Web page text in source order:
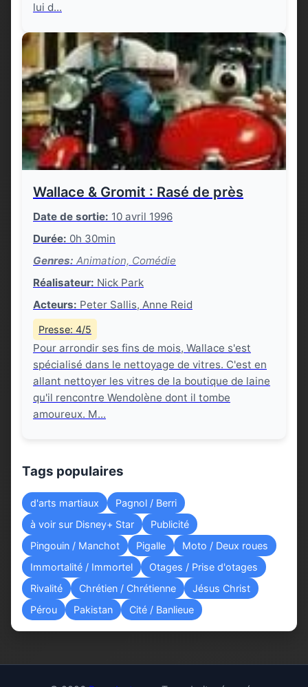
lui d...
Wallace & Gromit : Rasé de près
Date de sortie: 10 avril 1996
Durée: 0h 30min
Genres: Animation, Comédie
Réalisateur: Nick Park
Acteurs: Peter Sallis, Anne Reid
Presse: 4/5
Pour arrondir ses fins de mois, Wallace s'est
spécialisé dans le nettoyage de vitres. C'est en
allant nettoyer les vitres de la boutique de laine
qu'il rencontre Wendolène dont il tombe
amoureux. M...
Tags populaires
d'arts martiaux
Pagnol / Berri
à voir sur Disney+ Star
Publicité
Pingouin / Manchot
Pigalle
Moto / Deux roues
Immortalité / Immortel
Otages / Prise d'otages
Rivalité
Chrétien / Chrétienne
Jésus Christ
Pérou
Pakistan Cité / Banlieue